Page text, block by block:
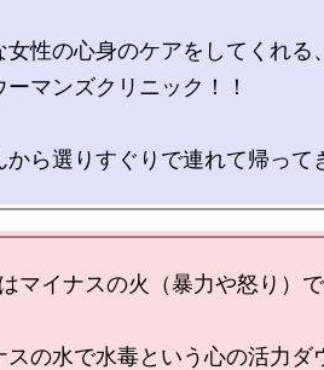
女性の心身のケアをしてくれる
ーマンズクリニック！！
から選りすぐりで連れて帰って
マイナスの火（暴力や怒り）
スの水で水毒という心の活力ダ